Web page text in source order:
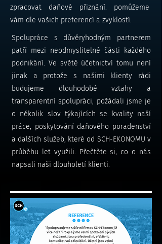
zpracovat daňové přiznání. pomůžeme
vám dle vašich preferencí a zvyklostí.
Spolupráce s důvěryhodným partnerem
patří mezi neodmyslitelné části každého
podnikání. Ve světě účetnictví tomu není
jinak a protože s našimi klienty rádi
budujeme dlouhodobé vztahy a
transparentní spolupráci, požádali jsme je
o několik slov týkajících se kvality naší
práce, poskytování daňového poradenství
a dalších služeb, které od SCH-EKONOMU v
průběhu let využili. Přečtěte si, co o nás
napsali naši dlouholetí klienti.